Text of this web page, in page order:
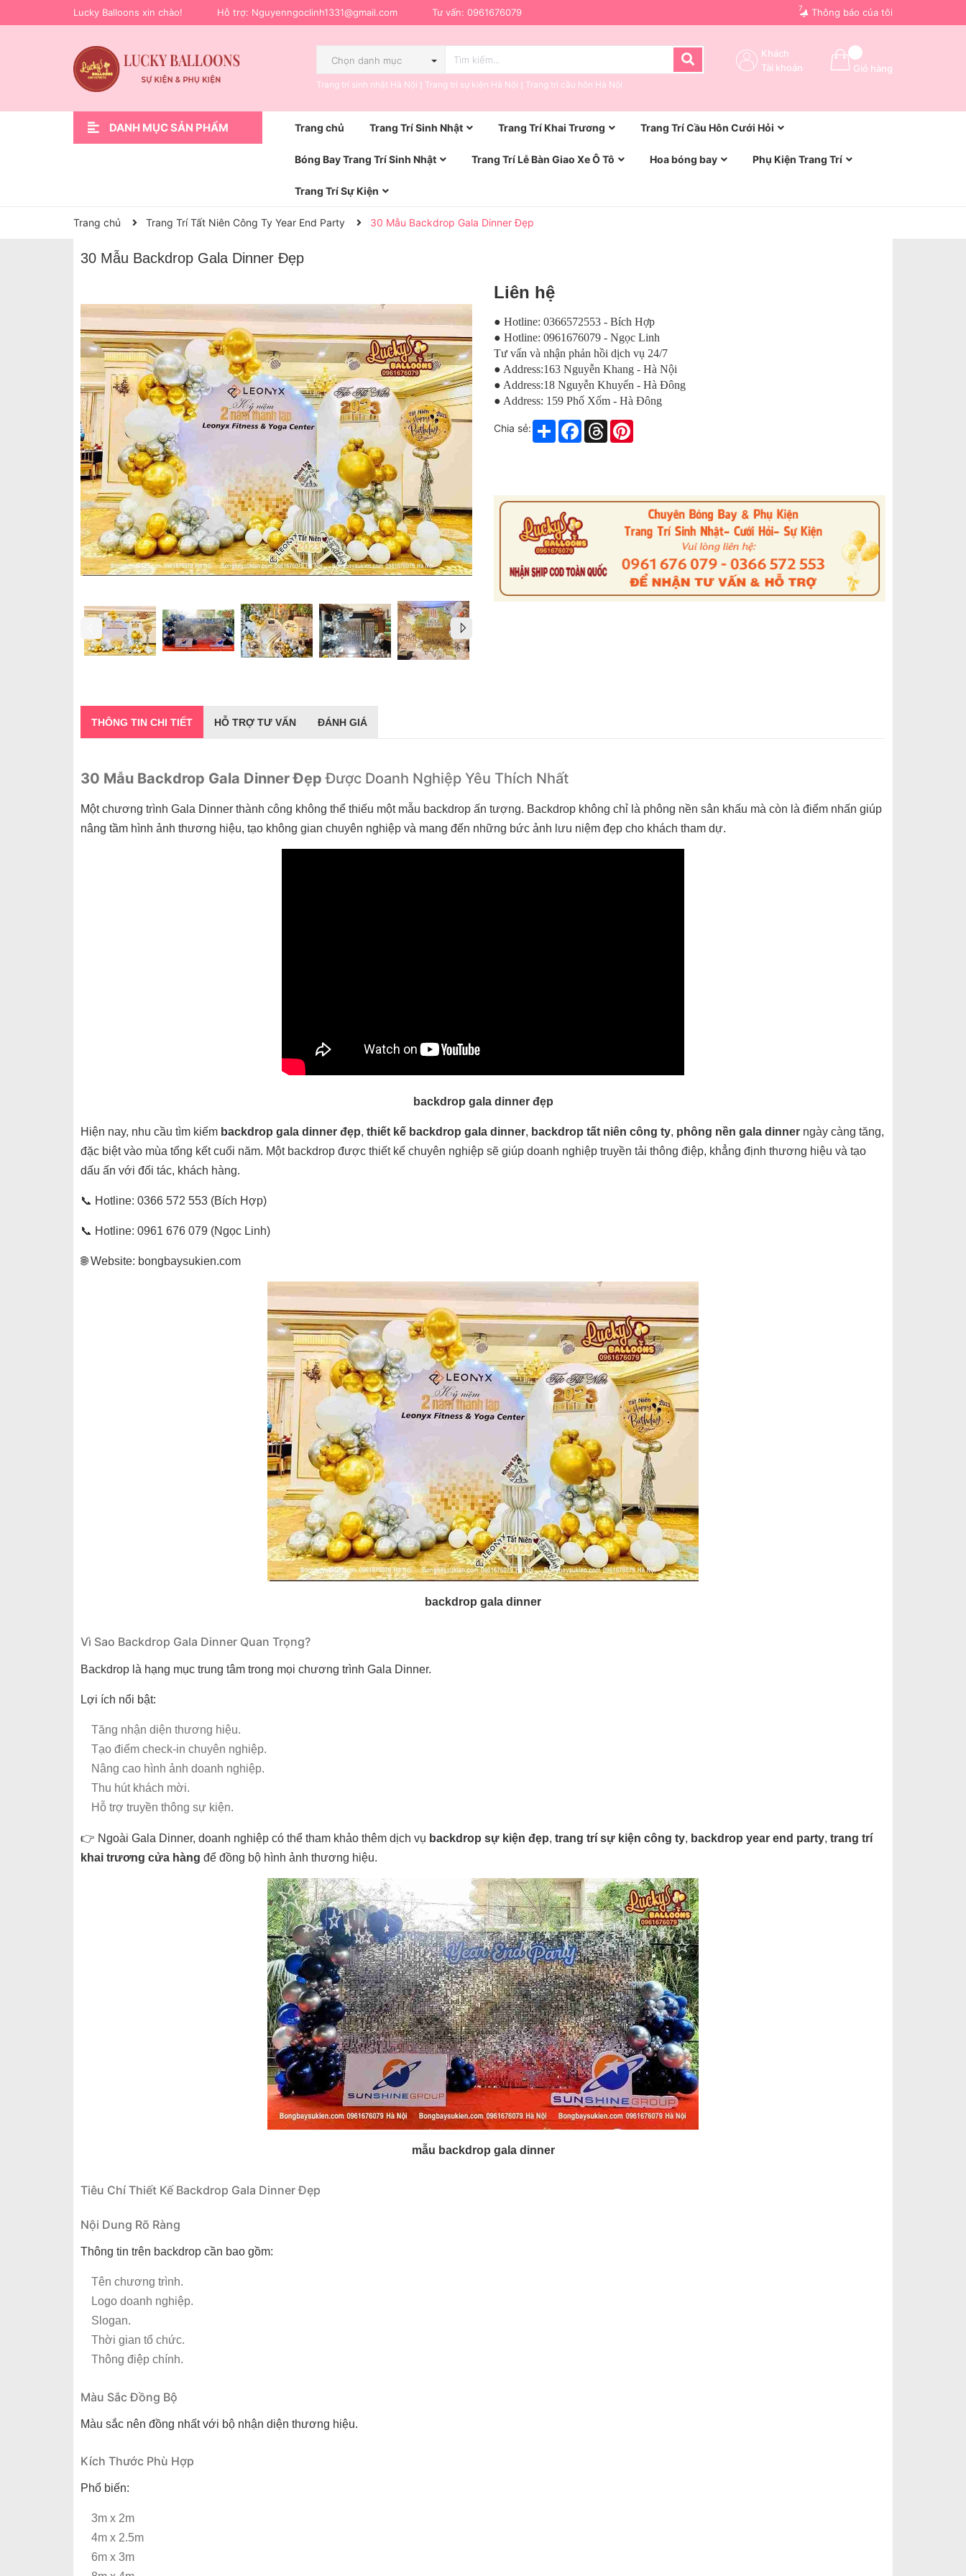
Lucky Balloons xin chào! Hỗ trợ: Nguyenngoclinh1331@gmail.com Tư vấn: 0961676079 Thông báo của tôi
7
Chọn danh mục
Trang trí sinh nhật Hà Nội Trang trí sự kiện Hà Nội Trang trí cầu hôn Hà Nội
Giỏ hàng
Khách
Tài khoản
DANH MỤC SẢN PHẨM Trang chủ Trang Trí Sinh Nhật Trang Trí Khai Trương Trang Trí Cầu Hôn Cưới Hỏi
Bóng Bay Trang Trí Sinh Nhật Trang Trí Lễ Bàn Giao Xe Ô Tô Hoa bóng bay Phụ Kiện Trang Trí
Trang Trí Sự Kiện
Trang chủ Trang Trí Tất Niên Công Ty Year End Party 30 Mẫu Backdrop Gala Dinner Đẹp
30 Mẫu Backdrop Gala Dinner Đẹp
Liên hệ
● Hotline: 0366572553 - Bích Hợp
● Hotline: 0961676079 - Ngọc Linh
Tư vấn và nhận phản hồi dịch vụ 24/7
● Address:163 Nguyễn Khang - Hà Nội
● Address:18 Nguyễn Khuyến - Hà Đông
● Address: 159 Phố Xốm - Hà Đông
Chia sẻ: Share Facebook
Threads
THÔNG TIN CHI TIẾT HỖ TRỢ TƯ VẤN ĐÁNH GIÁ
30 Mẫu Backdrop Gala Dinner Đẹp Được Doanh Nghiệp Yêu Thích Nhất
Một chương trình Gala Dinner thành công không thể thiếu một mẫu backdrop ấn tượng. Backdrop không chỉ là phông nền sân khấu mà còn là điểm nhấn giúp
nâng tầm hình ảnh thương hiệu, tạo không gian chuyên nghiệp và mang đến những bức ảnh lưu niệm đẹp cho khách tham dự.
backdrop gala dinner đẹp
Hiện nay, nhu cầu tìm kiếm backdrop gala dinner đẹp, thiết kế backdrop gala dinner, backdrop tất niên công ty, phông nền gala dinner ngày càng tăng,
đặc biệt vào mùa tổng kết cuối năm. Một backdrop được thiết kế chuyên nghiệp sẽ giúp doanh nghiệp truyền tải thông điệp, khẳng định thương hiệu và tạo
dấu ấn với đối tác, khách hàng.
📞 Hotline: 0366 572 553 (Bích Hợp)
📞 Hotline: 0961 676 079 (Ngọc Linh)
🌐 Website: bongbaysukien.com
backdrop gala dinner
Vì Sao Backdrop Gala Dinner Quan Trọng?
Backdrop là hạng mục trung tâm trong mọi chương trình Gala Dinner.
Lợi ích nổi bật:
Tăng nhận diện thương hiệu.
Tạo điểm check-in chuyên nghiệp.
Nâng cao hình ảnh doanh nghiệp.
Thu hút khách mời.
Hỗ trợ truyền thông sự kiện.
👉 Ngoài Gala Dinner, doanh nghiệp có thể tham khảo thêm dịch vụ backdrop sự kiện đẹp, trang trí sự kiện công ty, backdrop year end party, trang trí
khai trương cửa hàng để đồng bộ hình ảnh thương hiệu.
mẫu backdrop gala dinner
Tiêu Chí Thiết Kế Backdrop Gala Dinner Đẹp
Nội Dung Rõ Ràng
Thông tin trên backdrop cần bao gồm:
Tên chương trình.
Logo doanh nghiệp.
Slogan.
Thời gian tổ chức.
Thông điệp chính.
Màu Sắc Đồng Bộ
Màu sắc nên đồng nhất với bộ nhận diện thương hiệu.
Kích Thước Phù Hợp
Phổ biến:
3m x 2m
4m x 2.5m
6m x 3m